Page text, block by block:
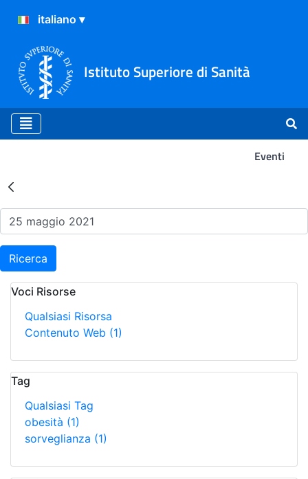
Istituto Superiore di Sanità
Eventi
Risultati della Ricerca -
Ricerca
Voci Risorse
Qualsiasi Risorsa
Contenuto Web (1)
Tag
Qualsiasi Tag
obesità (1)
sorveglianza (1)